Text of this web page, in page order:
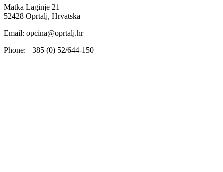
Matka Laginje 21
52428 Oprtalj, Hrvatska
Email: opcina@oprtalj.hr
Phone: +385 (0) 52/644-150